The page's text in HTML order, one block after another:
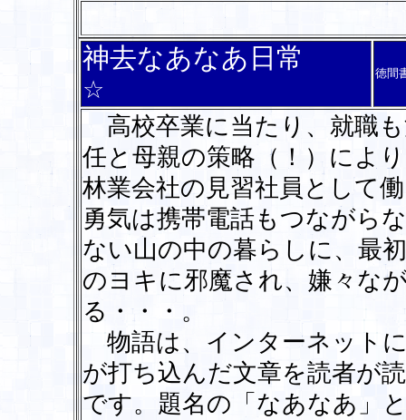
神去なあなあ日常
☆
徳間
高校卒業に当たり、就職
任と母親の策略（！）によ
林業会社の見習社員として
勇気は携帯電話もつながら
ない山の中の暮らしに、最
のヨキに邪魔され、嫌々な
る・・・。
物語は、インターネット
が打ち込んだ文章を読者が
です。題名の「なあなあ」